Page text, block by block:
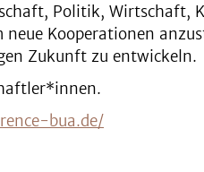
Politik, Wirtschaft,
Kooperationen
Zukunft zu entwickeln.
bua.de/